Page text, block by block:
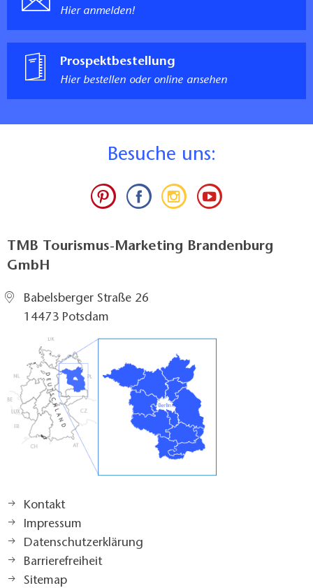
Hier anmelden!
Prospektbestellung
Hier bestellen oder online ansehen
Besuche uns:
TMB Tourismus-Marketing Brandenburg
GmbH
Babelsberger Straße 26
14473 Potsdam
Kontakt
Impressum
Datenschutzerklärung
Barrierefreiheit
Sitemap